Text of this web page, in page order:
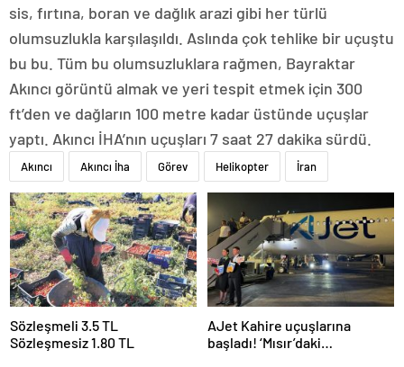
sis, fırtına, boran ve dağlık arazi gibi her türlü
olumsuzlukla karşılaşıldı. Aslında çok tehlike bir uçuştu
bu bu. Tüm bu olumsuzluklara rağmen, Bayraktar
Akıncı görüntü almak ve yeri tespit etmek için 300
ft’den ve dağların 100 metre kadar üstünde uçuşlar
yaptı. Akıncı İHA’nın uçuşları 7 saat 27 dakika sürdü.
Akıncı Akıncı İha Görev Helikopter İran
Sözleşmeli 3.5 TL
Sözleşmesiz 1.80 TL
AJet Kahire uçuşlarına
başladı! ‘Mısır’daki